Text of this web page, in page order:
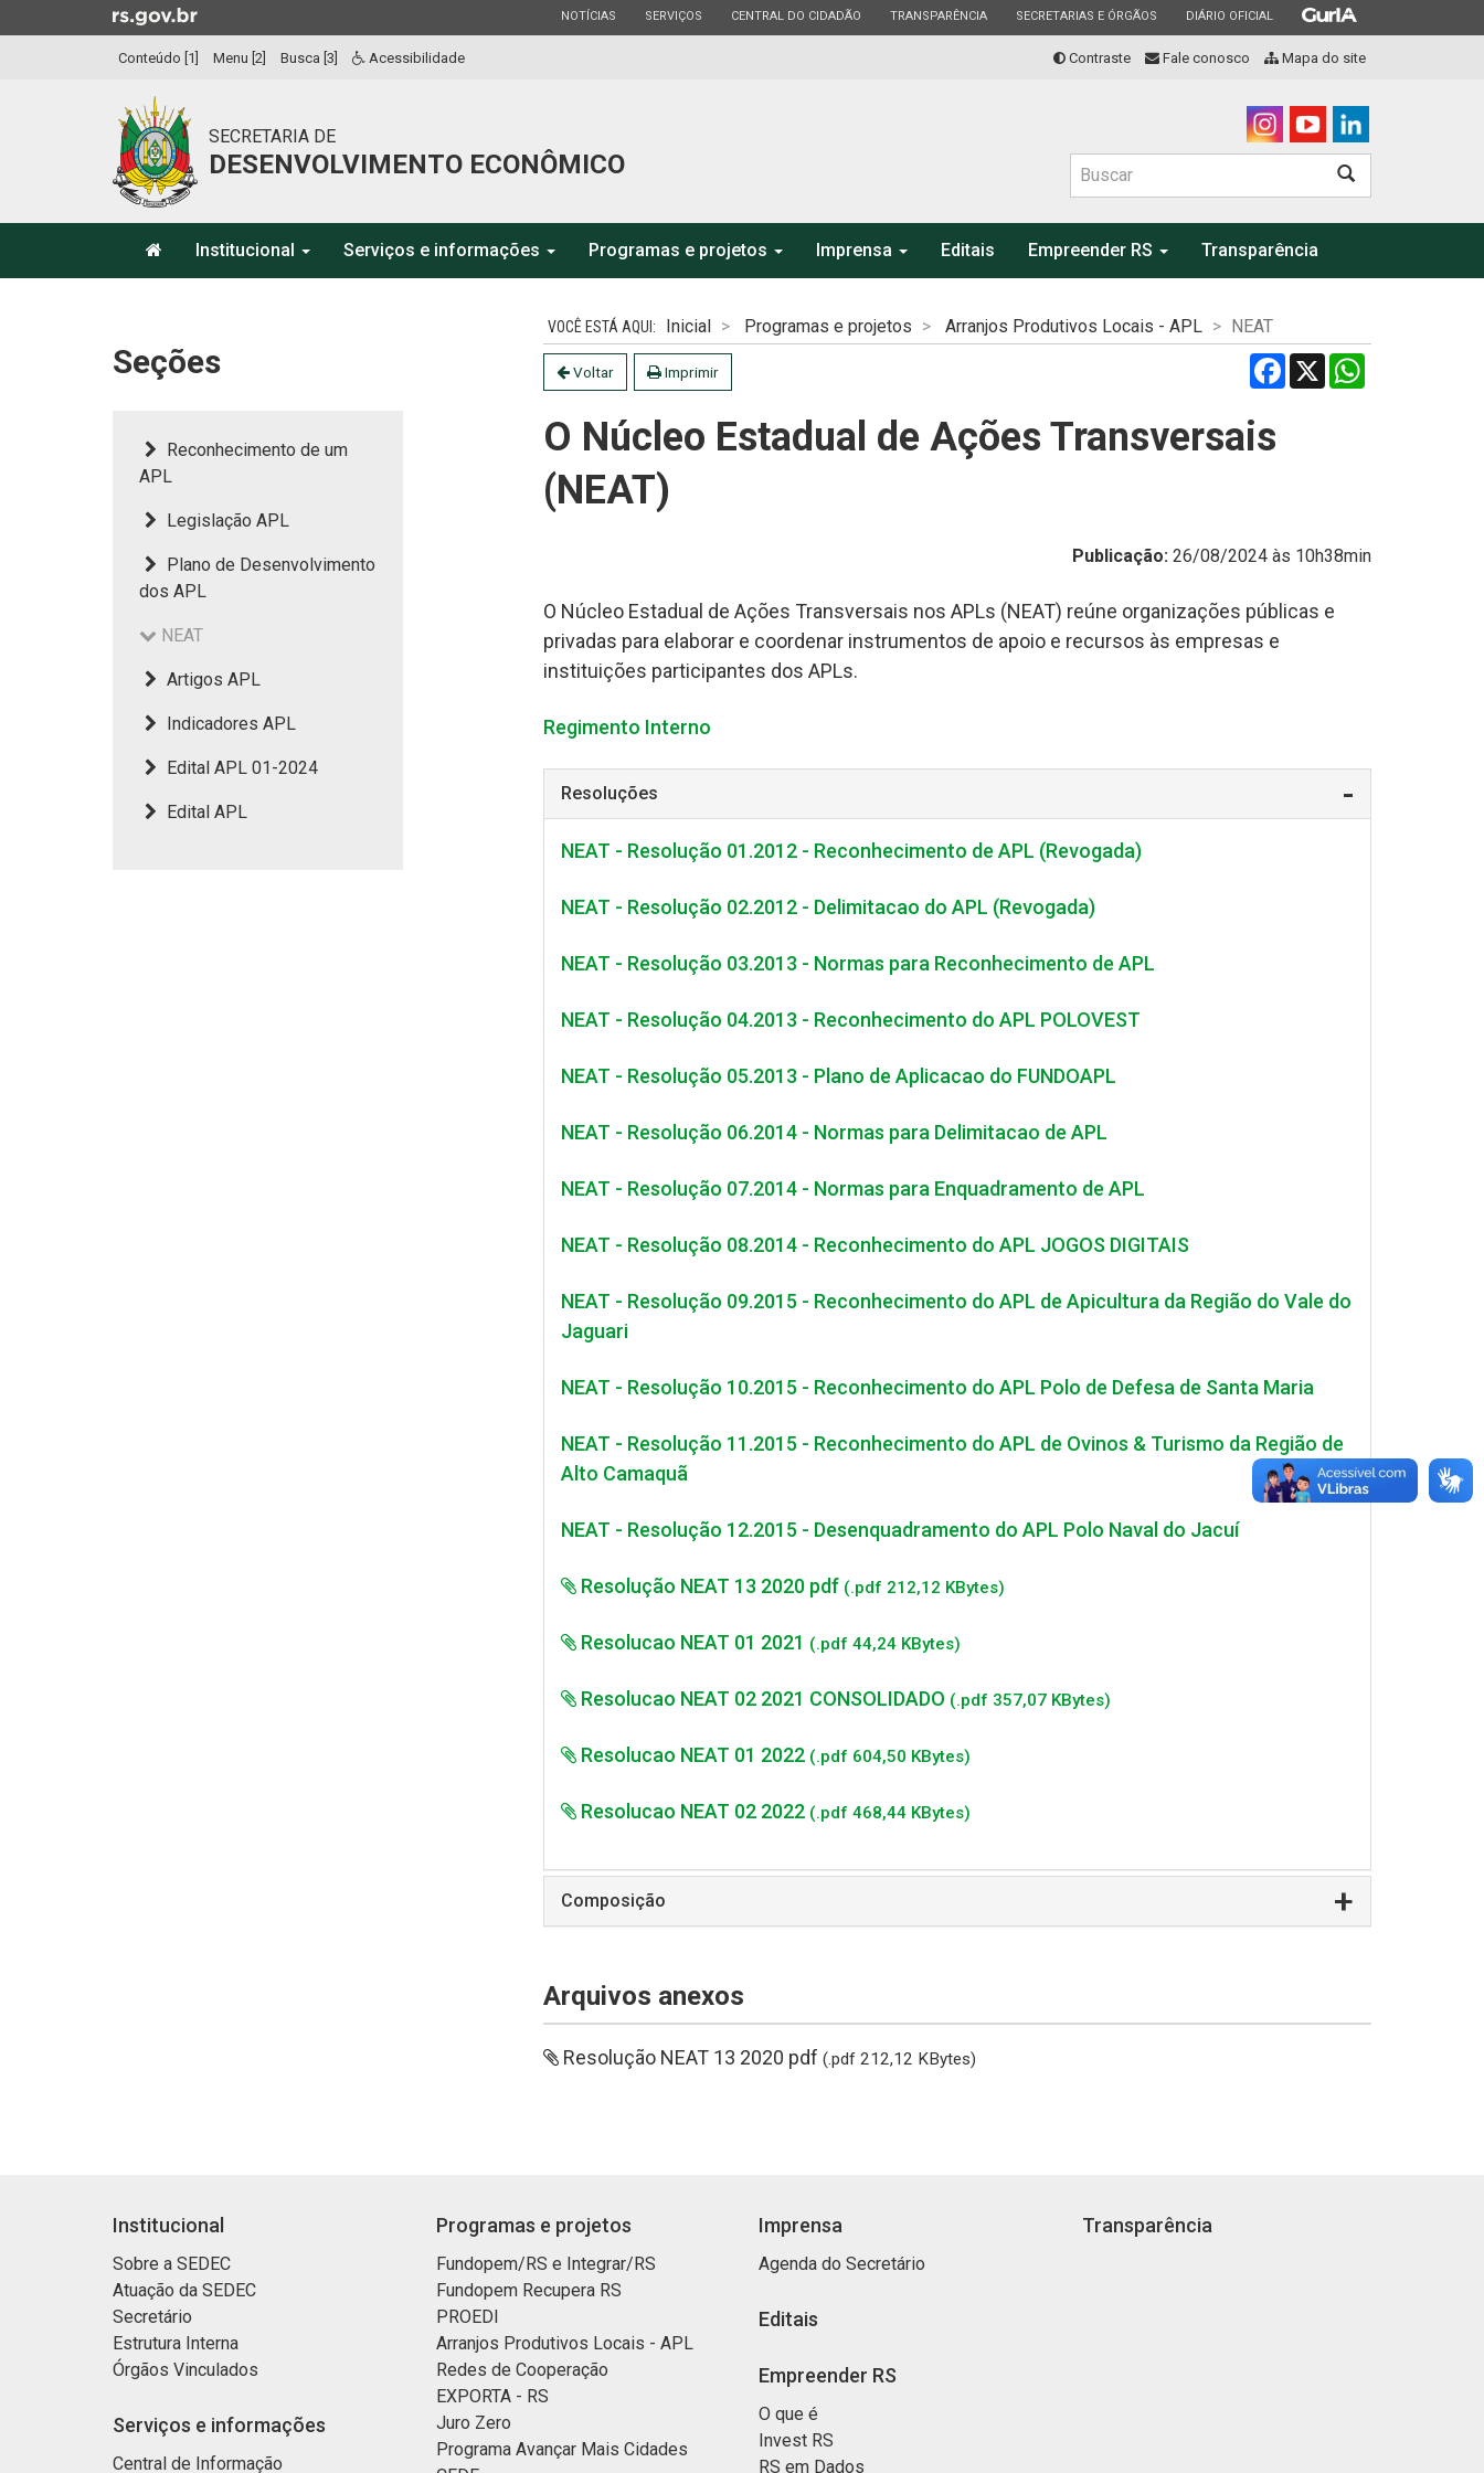
para
Ir
a
ESTADO
NOTÍCIAS ESTADO
SERVIÇOS ESTADO
CENTRAL DO CIDADÃO ESTADO
TRANSPARÊNCIA ESTADO
SECRETARIAS E ÓRGÃOS ESTADO
DIÁRIO OFICIAL ESTADO
Conteúdo [1] Menu [2] Busca [3] Acessibilidade Contraste Fale conosco Mapa do site
SECRETARIA DE
DESENVOLVIMENTO ECONÔMICO
Institucional Serviços e informações Programas e projetos Imprensa Editais Empreender RS
Transparência
Seções
Reconhecimento de um
APL
Legislação APL
Plano de Desenvolvimento
dos APL
NEAT
Artigos APL
Indicadores APL
Edital APL 01-2024
Edital APL
Inicial Programas e projetos Arranjos Produtivos Locais - APL NEAT
Voltar Imprimir Facebook
X
O Núcleo Estadual de Ações Transversais
(NEAT)
Publicação: 26/08/2024 às 10h38min
O Núcleo Estadual de Ações Transversais nos APLs (NEAT) reúne organizações públicas e
privadas para elaborar e coordenar instrumentos de apoio e recursos às empresas e
instituições participantes dos APLs.
Regimento Interno
Resoluções
NEAT - Resolução 01.2012 - Reconhecimento de APL (Revogada)
NEAT - Resolução 02.2012 - Delimitacao do APL (Revogada)
NEAT - Resolução 03.2013 - Normas para Reconhecimento de APL
NEAT - Resolução 04.2013 - Reconhecimento do APL POLOVEST
NEAT - Resolução 05.2013 - Plano de Aplicacao do FUNDOAPL
NEAT - Resolução 06.2014 - Normas para Delimitacao de APL
NEAT - Resolução 07.2014 - Normas para Enquadramento de APL
NEAT - Resolução 08.2014 - Reconhecimento do APL JOGOS DIGITAIS
NEAT - Resolução 09.2015 - Reconhecimento do APL de Apicultura da Região do Vale do
Jaguari
NEAT - Resolução 10.2015 - Reconhecimento do APL Polo de Defesa de Santa Maria
NEAT - Resolução 11.2015 - Reconhecimento do APL de Ovinos & Turismo da Região de
Alto Camaquã
NEAT - Resolução 12.2015 - Desenquadramento do APL Polo Naval do Jacuí
Resolução NEAT 13 2020 pdf (.pdf 212,12 KBytes)
Resolucao NEAT 01 2021 (.pdf 44,24 KBytes)
Resolucao NEAT 02 2021 CONSOLIDADO (.pdf 357,07 KBytes)
Resolucao NEAT 01 2022 (.pdf 604,50 KBytes)
Resolucao NEAT 02 2022 (.pdf 468,44 KBytes)
Composição
Arquivos anexos
Resolução NEAT 13 2020 pdf (.pdf 212,12 KBytes)
Institucional
Sobre a SEDEC
Atuação da SEDEC
Secretário
Estrutura Interna
Órgãos Vinculados
Serviços e informações
Central de Informação
Programas e projetos
Fundopem/RS e Integrar/RS
Fundopem Recupera RS
PROEDI
Arranjos Produtivos Locais - APL
Redes de Cooperação
EXPORTA - RS
Juro Zero
Programa Avançar Mais Cidades
Imprensa
Agenda do Secretário
Editais
Empreender RS
O que é
Invest RS
RS em Dados
Transparência